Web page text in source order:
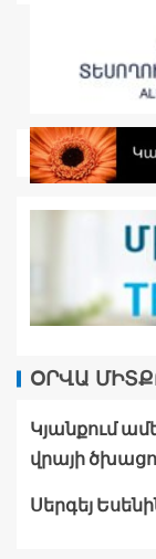
ՕՐՎԱ
Կյանքում
վրայի
Սերգեյ